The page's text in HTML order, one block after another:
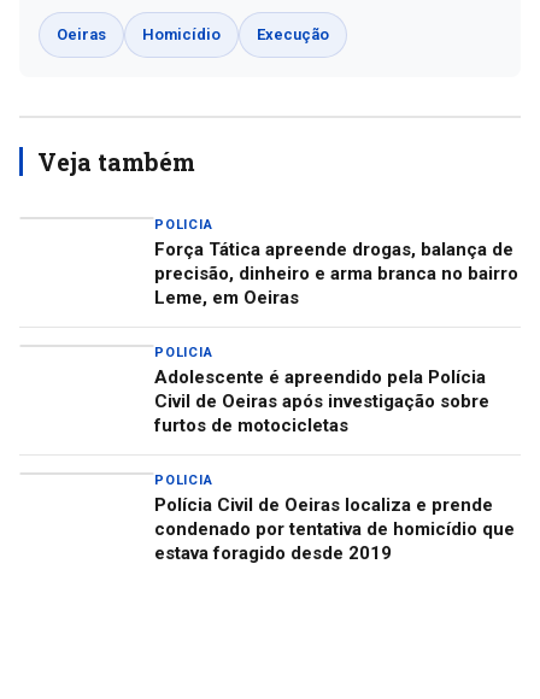
Oeiras Homicídio Execução
Veja também
POLICIA
Força Tática apreende drogas, balança de
precisão, dinheiro e arma branca no bairro
Leme, em Oeiras
POLICIA
Adolescente é apreendido pela Polícia
Civil de Oeiras após investigação sobre
furtos de motocicletas
POLICIA
Polícia Civil de Oeiras localiza e prende
condenado por tentativa de homicídio que
estava foragido desde 2019